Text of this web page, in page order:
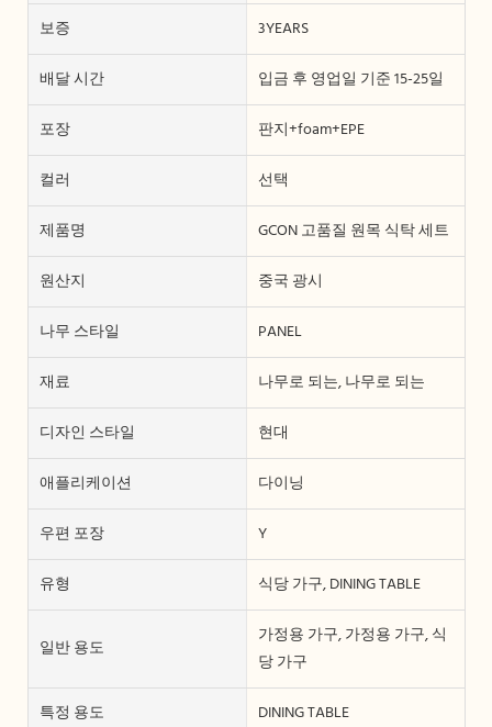
보증
3YEARS
배달 시간
입금 후 영업일 기준 15-25일
포장
판지+foam+EPE
컬러
선택
제품명
GCON 고품질 원목 식탁 세트
원산지
중국 광시
나무 스타일
PANEL
재료
나무로 되는, 나무로 되는
디자인 스타일
현대
애플리케이션
다이닝
우편 포장
Y
유형
식당 가구, DINING TABLE
일반 용도
가정용 가구, 가정용 가구, 식
당 가구
특정 용도
DINING TABLE